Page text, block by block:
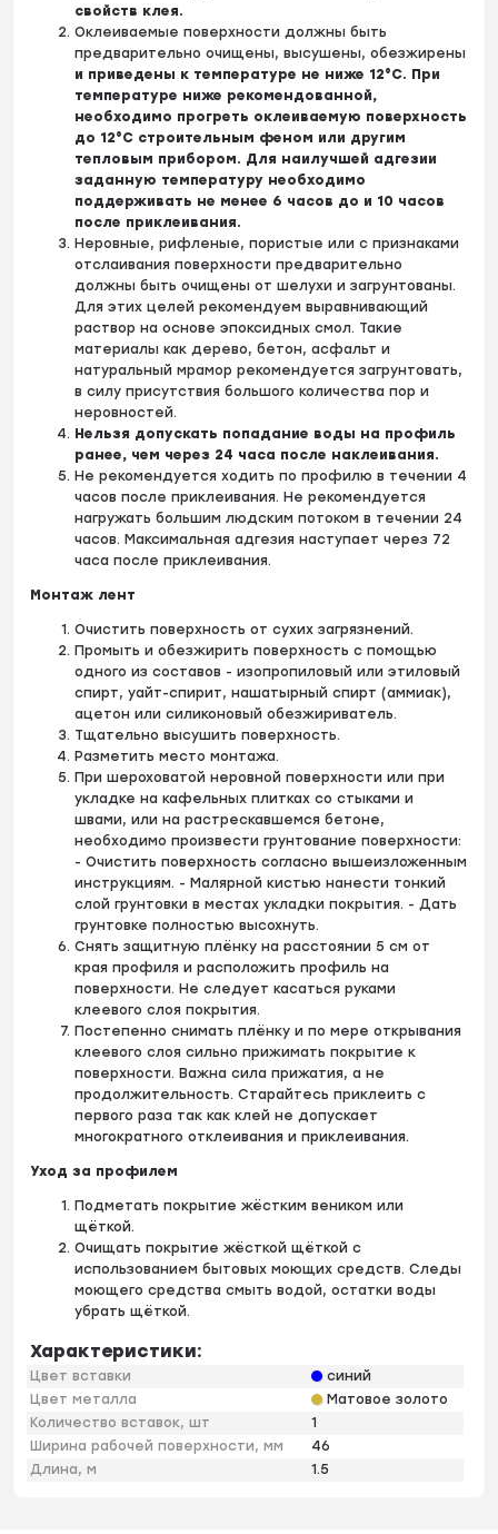
свойств клея.
Оклеиваемые поверхности должны быть
предварительно очищены, высушены, обезжирены
и приведены к температуре не ниже 12°С. При
температуре ниже рекомендованной,
необходимо прогреть оклеиваемую поверхность
до 12°С строительным феном или другим
тепловым прибором. Для наилучшей адгезии
заданную температуру необходимо
поддерживать не менее 6 часов до и 10 часов
после приклеивания.
Неровные, рифленые, пористые или с признаками
отслаивания поверхности предварительно
должны быть очищены от шелухи и загрунтованы.
Для этих целей рекомендуем выравнивающий
раствор на основе эпоксидных смол. Такие
материалы как дерево, бетон, асфальт и
натуральный мрамор рекомендуется загрунтовать,
в силу присутствия большого количества пор и
неровностей.
Нельзя допускать попадание воды на профиль
ранее, чем через 24 часа после наклеивания.
Не рекомендуется ходить по профилю в течении 4
часов после приклеивания. Не рекомендуется
нагружать большим людским потоком в течении 24
часов. Максимальная адгезия наступает через 72
часа после приклеивания.
Монтаж лент
Очистить поверхность от сухих загрязнений.
Промыть и обезжирить поверхность с помощью
одного из составов - изопропиловый или этиловый
спирт, уайт-спирит, нашатырный спирт (аммиак),
ацетон или силиконовый обезжириватель.
Тщательно высушить поверхность.
Разметить место монтажа.
При шероховатой неровной поверхности или при
укладке на кафельных плитках со стыками и
швами, или на растрескавшемся бетоне,
необходимо произвести грунтование поверхности:
- Очистить поверхность согласно вышеизложенным
инструкциям. - Малярной кистью нанести тонкий
слой грунтовки в местах укладки покрытия. - Дать
грунтовке полностью высохнуть.
Снять защитную плёнку на расстоянии 5 см от
края профиля и расположить профиль на
поверхности. Не следует касаться руками
клеевого слоя покрытия.
Постепенно снимать плёнку и по мере открывания
клеевого слоя сильно прижимать покрытие к
поверхности. Важна сила прижатия, а не
продолжительность. Старайтесь приклеить с
первого раза так как клей не допускает
многократного отклеивания и приклеивания.
Уход за профилем
Подметать покрытие жёстким веником или
щёткой.
Очищать покрытие жёсткой щёткой с
использованием бытовых моющих средств. Следы
моющего средства смыть водой, остатки воды
убрать щёткой.
Характеристики:
Цвет вставки
синий
Цвет металла
Матовое золото
Количество вставок, шт
1
Ширина рабочей поверхности, мм
46
Длина, м
1.5